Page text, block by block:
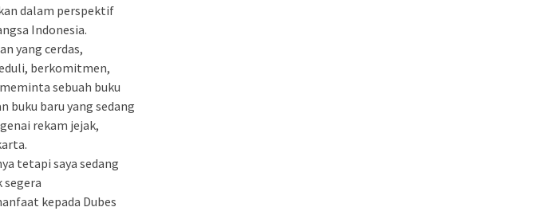
dalam perspektif
Indonesia.
yang cerdas,
berkomitmen,
sebuah buku
buku baru yang sedang
rekam jejak,
tetapi saya sedang
segera
kepada Dubes